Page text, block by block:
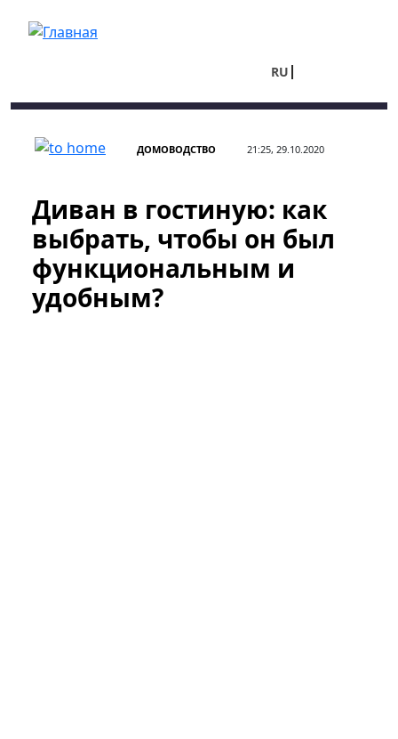
RU
ДОМОВОДСТВО 21:25, 29.10.2020
Диван в гостиную: как
выбрать, чтобы он был
функциональным и
удобным?